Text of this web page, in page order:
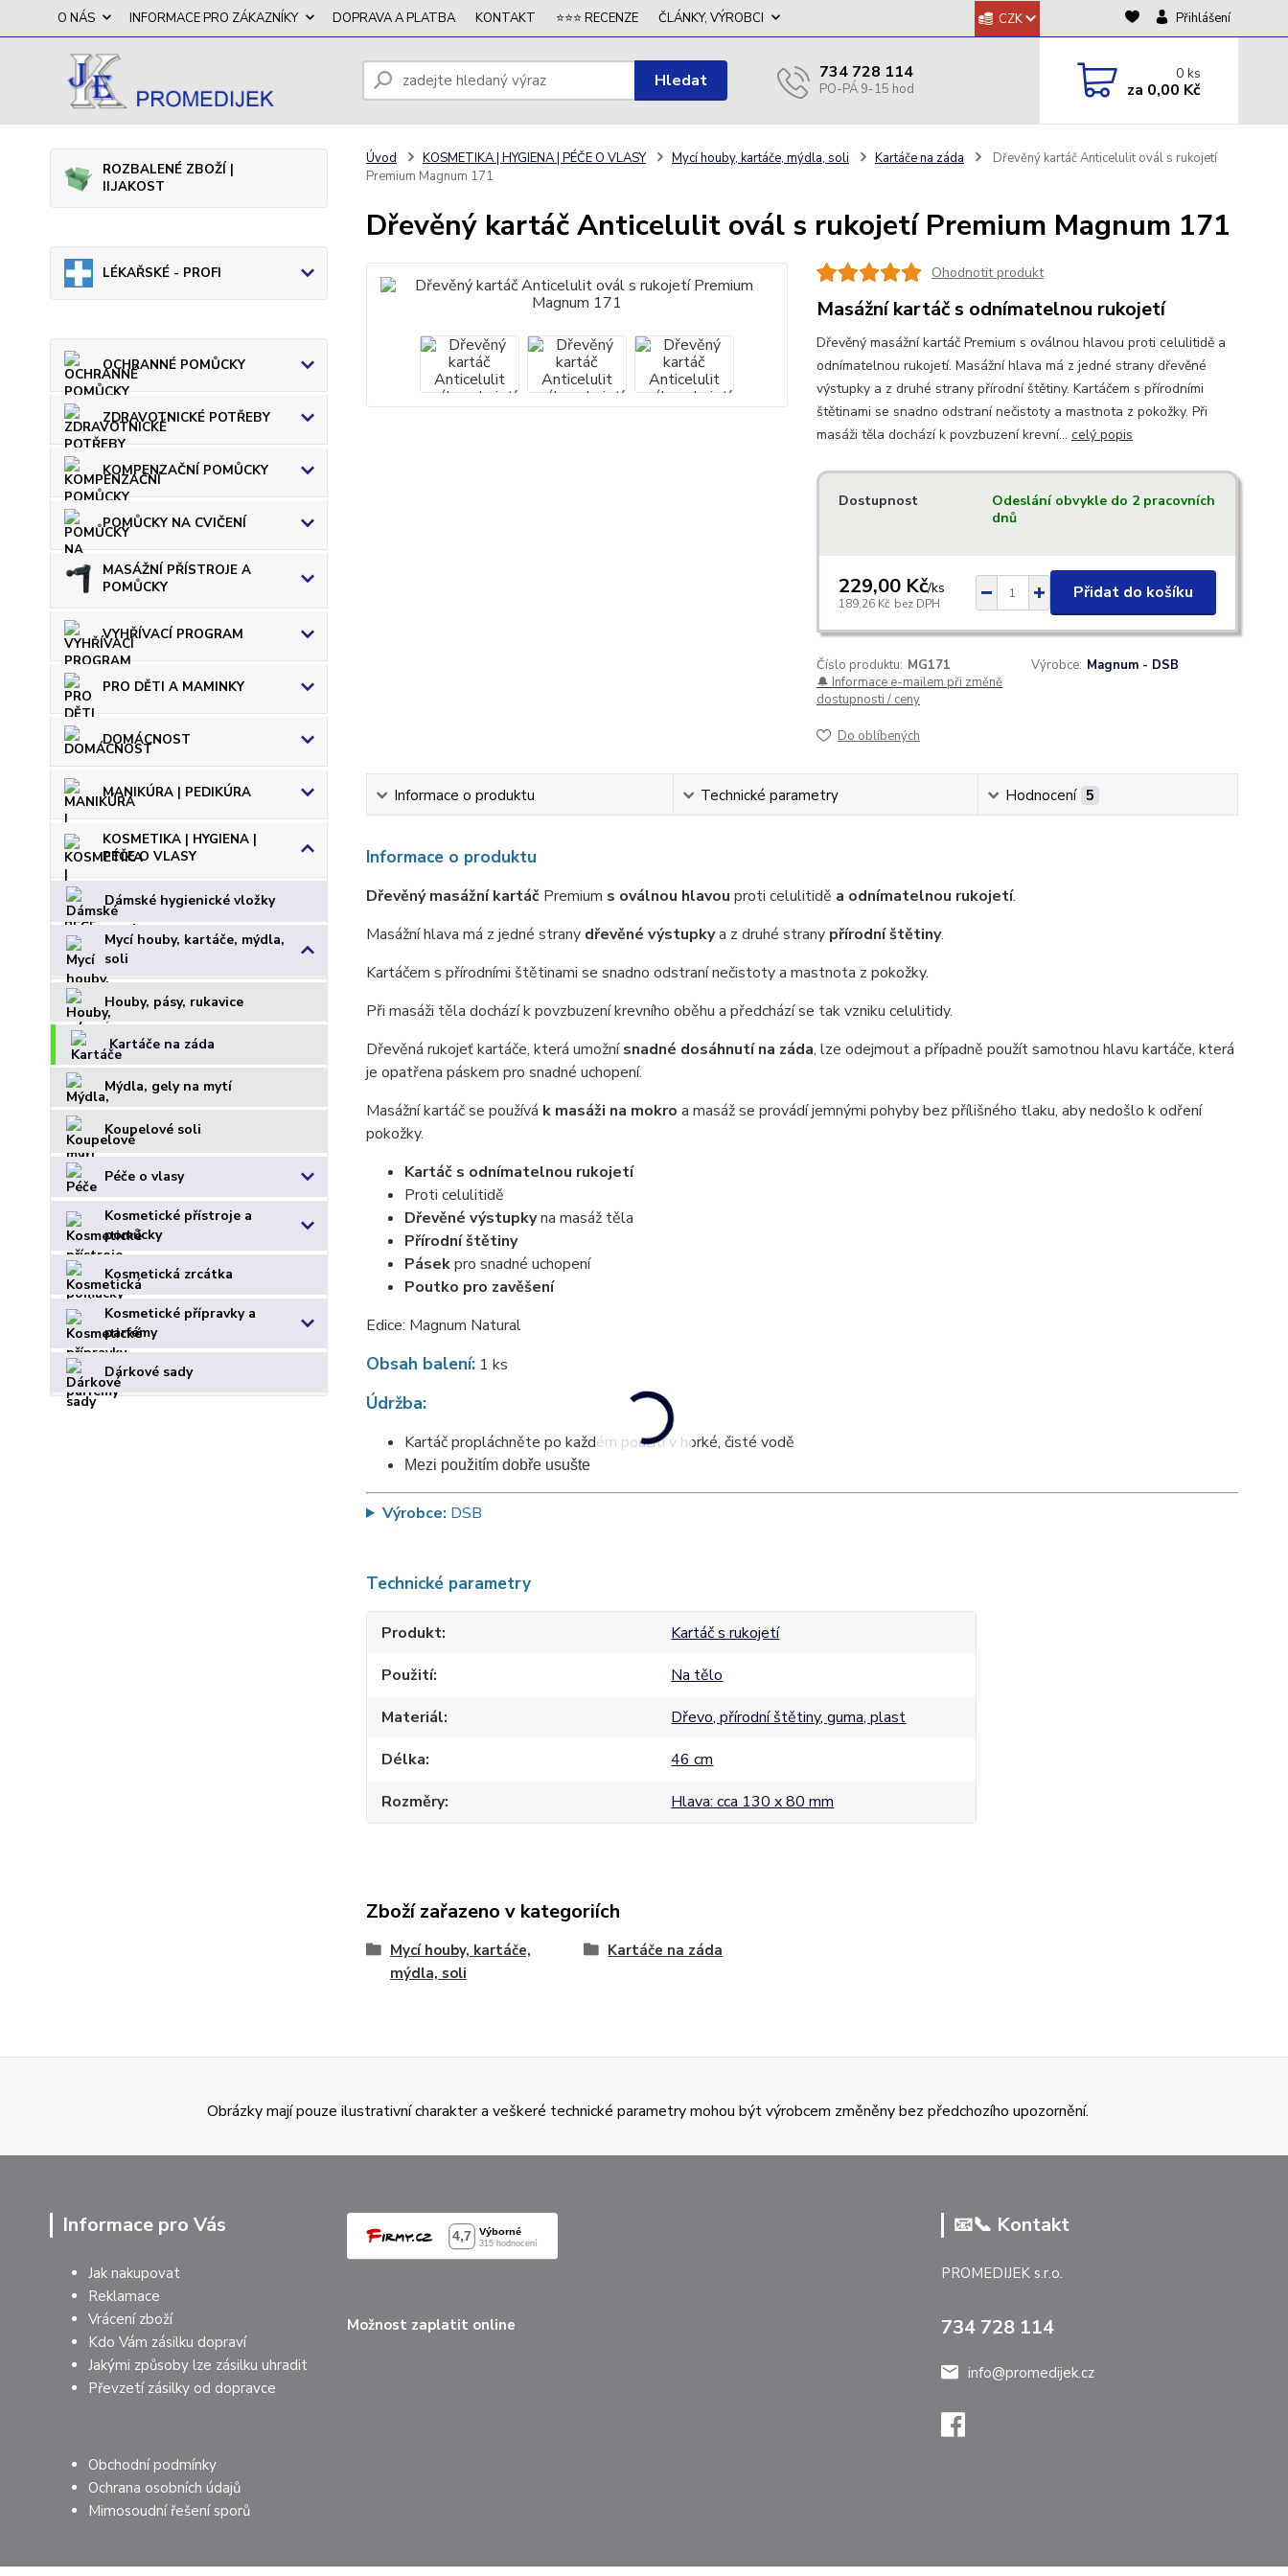
O NÁS INFORMACE PRO ZÁKAZNÍKY DOPRAVA A PLATBA KONTAKT ⭐⭐⭐ RECENZE ČLÁNKY, VÝROBCI CZK Přihlášení
Hledat 734 728 114 0ks
za 0,00 Kč
ROZBALENÉ ZBOŽÍ |
II.JAKOST
LÉKAŘSKÉ - PROFI
OCHRANNÉ POMŮCKY
ZDRAVOTNICKÉ POTŘEBY
KOMPENZAČNÍ POMŮCKY
POMŮCKY NA CVIČENÍ
MASÁŽNÍ PŘÍSTROJE A
POMŮCKY
VYHŘÍVACÍ PROGRAM
PRO DĚTI A MAMINKY
DOMÁCNOST
MANIKÚRA | PEDIKÚRA
KOSMETIKA | HYGIENA |
PÉČE O VLASY
Dámské hygienické vložky
Mycí houby, kartáče, mýdla,
soli
Houby, pásy, rukavice
Kartáče na záda
Mýdla, gely na mytí
Koupelové soli
Péče o vlasy
Kosmetické přístroje a
pomůcky
Kosmetická zrcátka
Kosmetické přípravky a
parfémy
Dárkové sady
Úvod KOSMETIKA | HYGIENA | PÉČE O VLASY Mycí houby, kartáče, mýdla, soli Kartáče na záda
Dřevěný kartáč Anticelulit ovál s rukojetí
Premium Magnum 171
Dřevěný kartáč Anticelulit ovál s rukojetí Premium Magnum 171
Ohodnotit produkt
Masážní kartáč s odnímatelnou rukojetí
Dřevěný masážní kartáč Premium s oválnou hlavou proti celulitidě a
odnímatelnou rukojetí. Masážní hlava má z jedné strany dřevěné
výstupky a z druhé strany přírodní štětiny. Kartáčem s přírodními
štětinami se snadno odstraní nečistoty a mastnota z pokožky. Při
masáži těla dochází k povzbuzení krevní... celý popis
Dostupnost
Odeslání obvykle do 2 pracovních
dnů
229,00 Kč/ks
189,26 Kč bez DPH
Přidat do košíku
Číslo produktu: MG171 Výrobce: Magnum - DSB
🔔 Informace e-mailem při změně
dostupnosti / ceny
Do oblíbených
Informace o produktu Technické parametry Hodnocení 5
Informace o produktu
Dřevěný masážní kartáčPremium s oválnou hlavou proti celulitidě a odnímatelnou rukojetí.
Masážní hlava má z jedné strany dřevěné výstupkya z druhé strany přírodní štětiny.
Kartáčem s přírodními štětinami se snadno odstraní nečistoty a mastnota z pokožky.
Při masáži těla dochází k povzbuzení krevního oběhu a předchází se tak vzniku celulitidy.
Dřevěná rukojeť kartáče, která umožnísnadné dosáhnutí na záda, lze odejmout a případně použít samotnou hlavu kartáče, která
je opatřena páskem pro snadné uchopení.
Masážní kartáč se používá k masáži na mokro a masáž se provádí jemnými pohyby bez přílišného tlaku, aby nedošlo k odření
pokožky.
Kartáč s odnímatelnou rukojetí
Proti celulitidě
Dřevěné výstupkyna masáž těla
Přírodní štětiny
Pásekpro snadné uchopení
Poutko pro zavěšení
Edice: Magnum Natural
Obsah balení:1 ks
Údržba:
Kartáč propláchněte po každém použití v horké, čisté vodě
Mezi použitím dobře usušte
Výrobce: DSB
Technické parametry
Produkt
Kartáč s rukojetí
Použití
Na tělo
Materiál
Dřevo, přírodní štětiny, guma, plast
Délka
46 cm
Rozměry
Hlava: cca 130 x 80 mm
Zboží zařazeno v kategoriích
Mycí houby, kartáče,
mýdla, soli
Kartáče na záda
Obrázky mají pouze ilustrativní charakter a veškeré technické parametry mohou být výrobcem změněny bez předchozího upozornění.
Informace pro Vás
Jak nakupovat
Reklamace
Vrácení zboží
Kdo Vám zásilku dopraví
Jakými způsoby lze zásilku uhradit
Převzetí zásilky od dopravce
Obchodní podmínky
Ochrana osobních údajů
Mimosoudní řešení sporů
Možnost zaplatit online
📧📞 Kontakt
PROMEDIJEK s.r.o.
734 728 114
info@promedijek.cz